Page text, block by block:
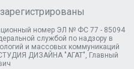
номер ЭЛ № ФС 77 - 85094
службой по надзору в
и массовых коммуникаций
ДИЗАЙНА "АГАТ", Главный